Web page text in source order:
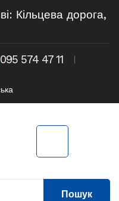
Кільцева дорога,
095 574 47 11
Пошук